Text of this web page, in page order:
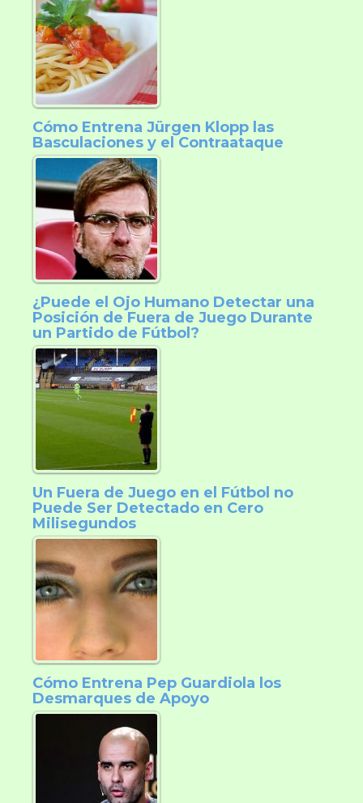
Cómo Entrena Jürgen Klopp las
Basculaciones y el Contraataque
¿Puede el Ojo Humano Detectar una
Posición de Fuera de Juego Durante
un Partido de Fútbol?
Un Fuera de Juego en el Fútbol no
Puede Ser Detectado en Cero
Milisegundos
Cómo Entrena Pep Guardiola los
Desmarques de Apoyo